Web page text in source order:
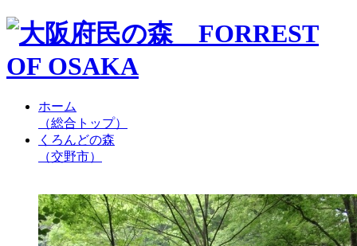
ホーム
（総合トップ）
くろんどの森
（交野市）